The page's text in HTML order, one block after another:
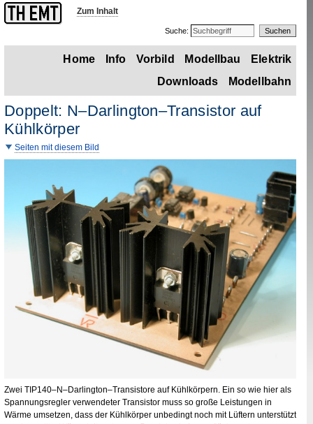
Zum Inhalt
Suche:
Home Info Vorbild Modellbau
Elektrik
Downloads
Modellbahn
Doppelt: N–Darlington–Transistor auf
Kühlkörper
Seiten mit diesem Bild
Zwei TIP140–N–Darlington–Transistore auf Kühlkörpern. Ein so wie hier als
Spannungsregler verwendeter Transistor muss so große Leistungen in
Wärme umsetzen, dass der Kühlkörper unbedingt noch mit Lüftern unterstützt